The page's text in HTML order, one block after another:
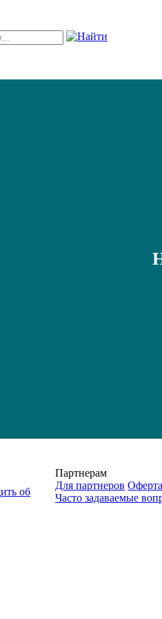
об
Партнерам
Для партнеров
Часто задаваемые